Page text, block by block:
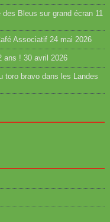
Bleus sur grand écran 11
Associatif 24 mai 2026
ans ! 30 avril 2026
bravo dans les Landes